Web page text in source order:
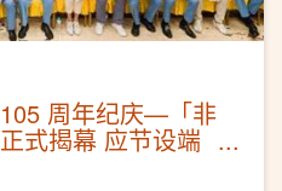
周年纪庆—「非
式揭幕 应节设端